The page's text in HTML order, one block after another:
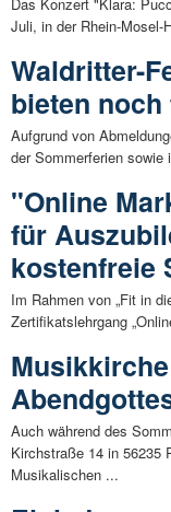
Juli, in der Rhein-Mosel-
Waldritter-
bieten
Aufgrund von
der Sommerferien
"Online
für
kostenfreie
Im Rahmen von „Fit in
Zertifikatslehrgang
Auch während des
Kirchstraße 14 in 56235
Musikalischen ...